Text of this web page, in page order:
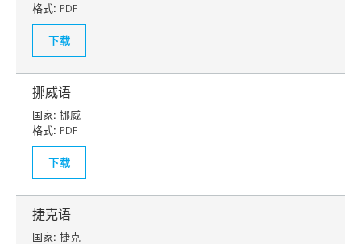
格式: PDF
下载
挪威语
国家: 挪威
格式: PDF
下载
捷克语
国家: 捷克